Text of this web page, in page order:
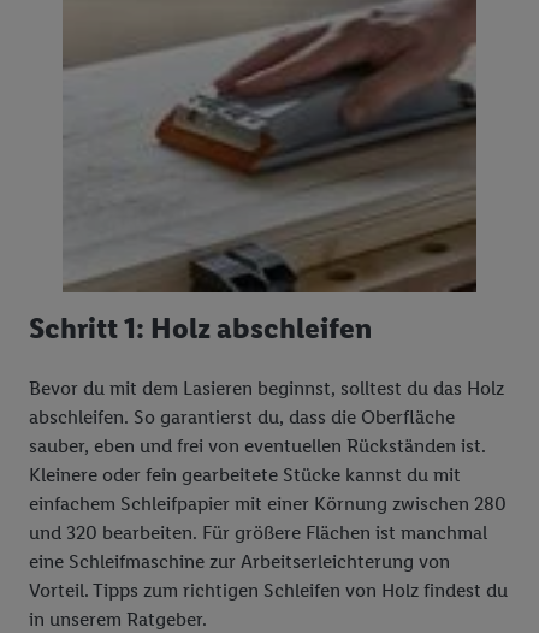
Schritt 1: Holz abschleifen
Bevor du mit dem Lasieren beginnst, solltest du das Holz
abschleifen. So garantierst du, dass die Oberfläche
sauber, eben und frei von eventuellen Rückständen ist.
Kleinere oder fein gearbeitete Stücke kannst du mit
einfachem Schleifpapier mit einer Körnung zwischen 280
und 320 bearbeiten. Für größere Flächen ist manchmal
eine Schleifmaschine zur Arbeitserleichterung von
Vorteil. Tipps zum richtigen Schleifen von Holz findest du
in unserem Ratgeber.